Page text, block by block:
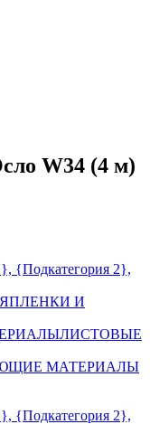
W34 (4 м)
{Подкатегория 2},
ПЛЕНКИ И
ЛИСТОВЫЕ
МАТЕРИАЛЫ
{Подкатегория 2},